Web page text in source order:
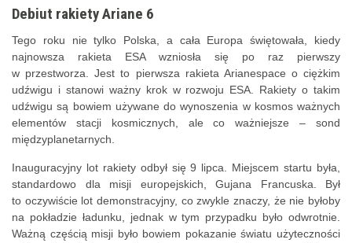
Debiut rakiety Ariane 6
Tego roku nie tylko Polska, a cała Europa świętowała, kiedy
najnowsza rakieta ESA wzniosła się po raz pierwszy
w przestworza. Jest to pierwsza rakieta Arianespace o ciężkim
udźwigu i stanowi ważny krok w rozwoju ESA. Rakiety o takim
udźwigu są bowiem używane do wynoszenia w kosmos ważnych
elementów stacji kosmicznych, ale co ważniejsze – sond
międzyplanetarnych.
Inauguracyjny lot rakiety odbył się 9 lipca. Miejscem startu była,
standardowo dla misji europejskich, Gujana Francuska. Był
to oczywiście lot demonstracyjny, co zwykle znaczy, że nie byłoby
na pokładzie ładunku, jednak w tym przypadku było odwrotnie.
Ważną częścią misji było bowiem pokazanie światu użyteczności